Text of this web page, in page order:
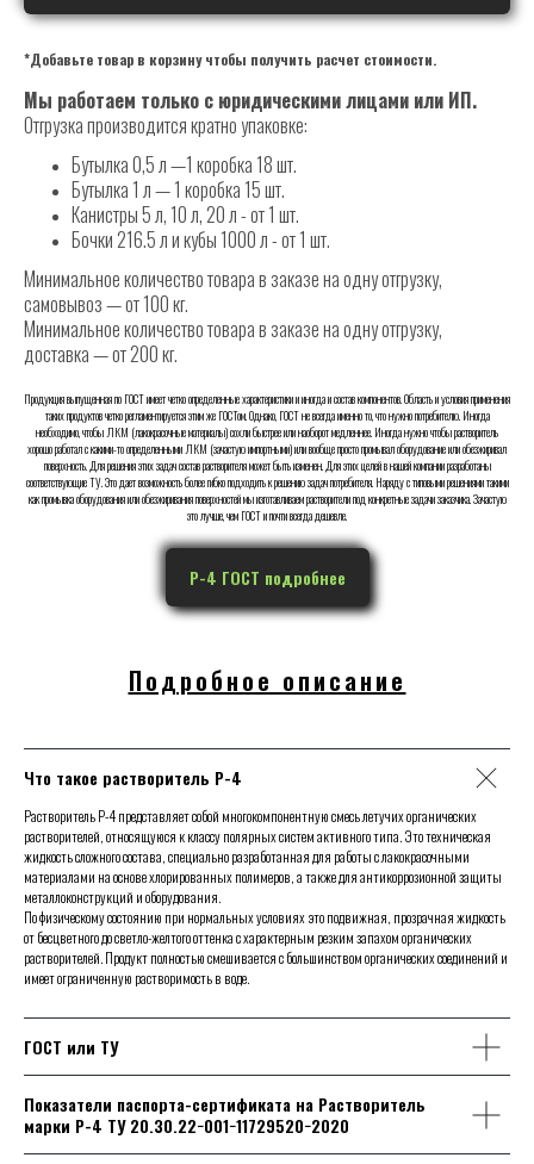
*Добавьте товар в корзину чтобы получить расчет стоимости.
Мы работаем только с юридическими лицами или ИП.
Отгрузка производится кратно упаковке:
Бутылка 0,5 л —1 коробка 18 шт.
Бутылка 1 л — 1 коробка 15 шт.
Канистры 5 л, 10 л, 20 л - от 1 шт.
Бочки 216.5 л и кубы 1000 л - от 1 шт.
Минимальное количество товара в заказе на одну отгрузку,
самовывоз — от 100 кг.
Минимальное количество товара в заказе на одну отгрузку,
доставка — от 200 кг.
Продукция выпущенная по ГОСТ имеет четко определенные характеристики и иногда и состав компонентов. Область и условия применения
таких продуктов четко регламентируется этим же ГОСТом. Однако, ГОСТ не всегда именно то, что нужно потребителю. Иногда
необходимо, чтобы ЛКМ (лакокрасочные материалы) сохли быстрее или наоборот медленнее. Иногда нужно чтобы растворитель
хорошо работал с какими-то определенными ЛКМ (зачастую импортными) или вообще просто промывал оборудование или обезжиривал
поверхность. Для решения этих задач состав растворителя может быть изменен. Для этих целей в нашей компании разработаны
соответствующие ТУ. Это дает возможность более гибко подходить к решению задач потребителя. Наряду с типовыми решениями такими
как промывка оборудования или обезжиривания поверхностей мы изготавливаем растворители под конкретные задачи заказчика. Зачастую
это лучше, чем ГОСТ и почти всегда дешевле.
Р-4 ГОСТ подробнее
Подробное описание
Что такое растворитель Р-4
Растворитель Р-4 представляет собой многокомпонентную смесь летучих органических
растворителей, относящуюся к классу полярных систем активного типа. Это техническая
жидкость сложного состава, специально разработанная для работы с лакокрасочными
материалами на основе хлорированных полимеров, а также для антикоррозионной защиты
металлоконструкций и оборудования.
По физическому состоянию при нормальных условиях это подвижная, прозрачная жидкость
от бесцветного до светло-желтого оттенка с характерным резким запахом органических
растворителей. Продукт полностью смешивается с большинством органических соединений и
имеет ограниченную растворимость в воде.
ГОСТ или ТУ
Показатели паспорта-сертификата на Растворитель
марки Р-4 ТУ 20.30.22−001−11729520−2020